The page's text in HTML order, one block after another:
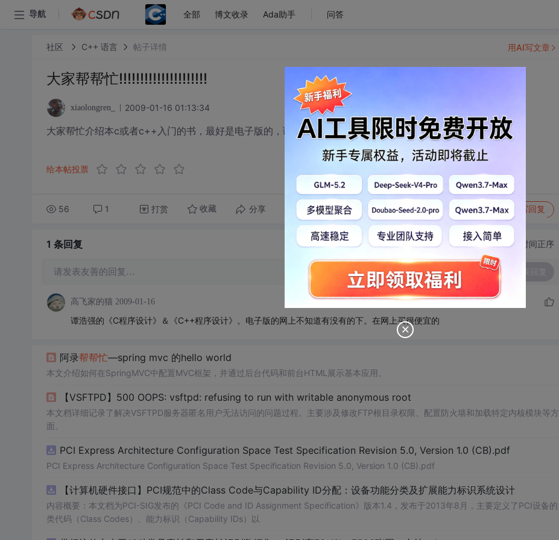
导航 全部 博文收录 Ada助手 问答
社区 C++ 语言 帖子详情
大家帮帮忙!!!!!!!!!!!!!!!!!!!!!
xiaolongren_ 2009-01-16 01:13:34
大家帮忙介绍本c或者c++入门的书，最好是电子版的，谢谢啦！
给本帖投票
56 1 打赏 收藏 分享 转发到动态 举报 写回复
用AI写文章
1 条回复 切换为时间正序
请发表友善的回复…
高飞家的猫 2009-01-16
谭浩强的《C程序设计》＆《C++程序设计》。电子版的网上不知道有没有的下。在网上买很便宜的
阿录帮帮忙—spring mvc 的hello world
本文介绍如何在SpringMVC中配置MVC框架，并通过后台代码和前台HTML展示基本应用。
【VSFTPD】500 OOPS: vsftpd: refusing to run with writable anonymous root
本文档详细记录了解决VSFTPD服务器匿名用户无法访问的问题过程。主要涉及修改FTP根目录权限、配置防火墙和加载特定内核模块等方
面。
PCI Express Architecture Configuration Space Test Specification Revision 5.0, Version 1.0 (CB).pdf
PCI Express Architecture Configuration Space Test Specification Revision 5.0, Version 1.0 (CB).pdf
【计算机硬件接口】PCI规范中的Class Code与Capability ID分配：设备功能分类及扩展能力标识系统设计
内容概要：本文档为PCI-SIG发布的《PCI Code and ID Assignment Specification》版本1.4，发布于2013年8月，主要定义了PCI设备的
类代码（Class Codes）、能力标识（Capability IDs）以